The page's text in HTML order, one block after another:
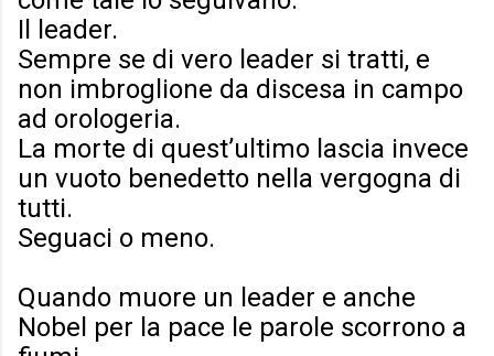
Il leader.
Sempre se di vero leader si tratti, e
non imbroglione da discesa in campo
ad orologeria.
La morte di quest’ultimo lascia invece
un vuoto benedetto nella vergogna di
tutti.
Seguaci o meno.
Quando muore un leader e anche
Nobel per la pace le parole scorrono a